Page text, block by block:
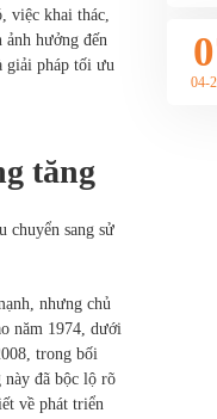
việc khai thác,
hưởng đến
giải pháp tối ưu
tăng
chuyển sang sử
nhưng chủ
năm 1974, dưới
trong bối
này đã bộc lộ rõ
về phát triển
04-